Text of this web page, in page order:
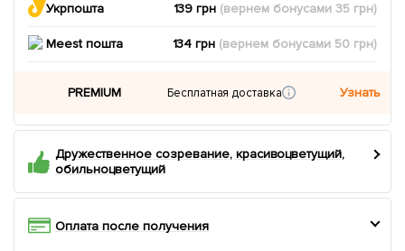
Укрпошта 139 грн (вернем бонусами35 грн)
Meest пошта 134 грн (вернем бонусами 50 грн)
PREMIUM Бесплатная доставка Узнать
Дружественное созревание, красивоцветущий,
обильноцветущий
Оплата после получения